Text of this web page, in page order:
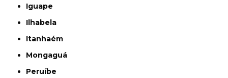
Iguape
Ilhabela
Itanhaém
Mongaguá
Peruíbe